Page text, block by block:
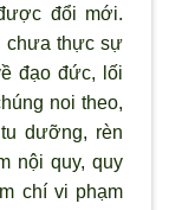
đổi mới.
chưa thực sự
đạo đức, lối
noi theo,
dưỡng, rèn
nội quy, quy
chí vi phạm